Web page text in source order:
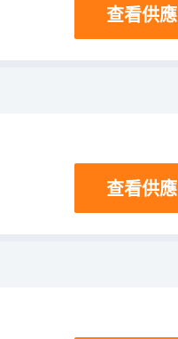
查看供應
查看供應